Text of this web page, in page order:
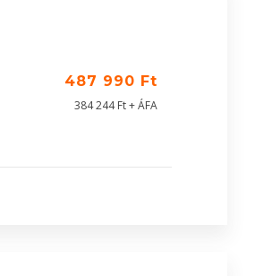
487 990 Ft
384 244 Ft + ÁFA